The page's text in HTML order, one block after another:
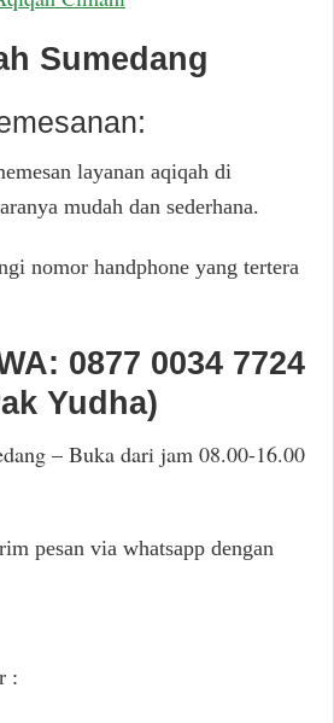
Sumedang
layanan aqiqah di
mudah dan sederhana.
nomor handphone yang tertera
0877 0034 7724
Yudha)
– Buka dari jam 08.00-16.00
pesan via whatsapp dengan
: